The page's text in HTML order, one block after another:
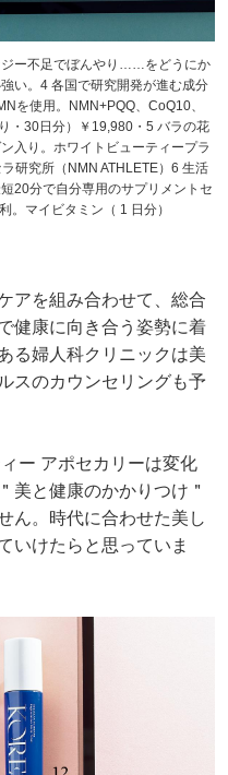
ジー不足でぼんやり……をどうにか
い。4 各国で研究開発が進む成分
を使用。NMN+PQQ、CoQ10、
・30日分）￥19,980・5 バラの花
入り。ホワイトビューティープラ
研究所（NMN ATHLETE）6 生活
20分で自分専用のサプリメントセ
。マイビタミン（ 1 日分）
アを組み合わせて、総合
健康に向き合う姿勢に着
る婦人科クリニックは美
スのカウンセリングも予
ー アポセカリーは変化
美と健康のかかりつけ＂
ん。時代に合わせた美し
いけたらと思っていま